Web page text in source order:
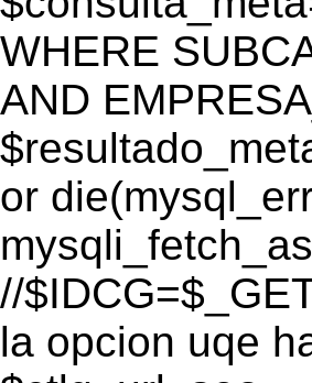
WHERE
AND
or
//
la opcion uqe